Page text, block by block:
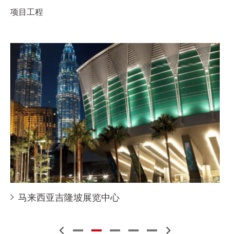
项目工程
马来西亚吉隆坡展览中心